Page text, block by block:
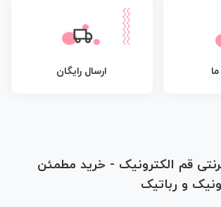
ارسال رایگان
قم الکترونیک - خرید مطمئن
و رباتیک